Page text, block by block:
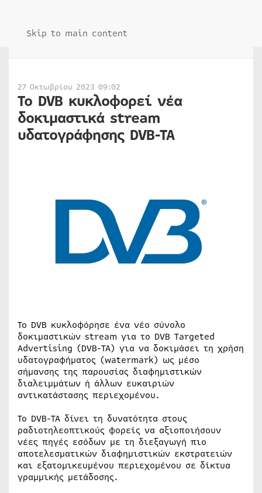
Skip to main content
27 Οκτωβρίου 2023 09:02
To DVB κυκλοφορεί νέα
δοκιμαστικά stream
υδατογράφησης DVB-TA
Το DVB κυκλοφόρησε ένα νέο σύνολο
δοκιμαστικών stream για τo DVB Targeted
Advertising (DVB-TA) για να δοκιμάσει τη χρήση
υδατογραφήματος (watermark) ως μέσο
σήμανσης της παρουσίας διαφημιστικών
διαλειμμάτων ή άλλων ευκαιριών
αντικατάστασης περιεχομένου.
Το DVB-TA δίνει τη δυνατότητα στους
ραδιοτηλεοπτικούς φορείς να αξιοποιήσουν
νέες πηγές εσόδων με τη διεξαγωγή πιο
αποτελεσματικών διαφημιστικών εκστρατειών
και εξατομικευμένου περιεχομένου σε δίκτυα
γραμμικής μετάδοσης.